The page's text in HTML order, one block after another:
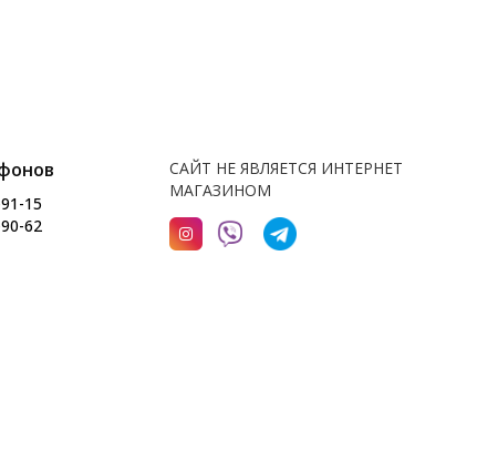
15
62
САЙТ НЕ ЯВЛЯЕТСЯ ИНТЕРНЕТ
МАГАЗИНОМ